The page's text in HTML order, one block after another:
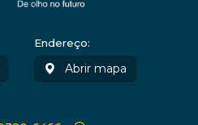
Endereço:
Abrir mapa